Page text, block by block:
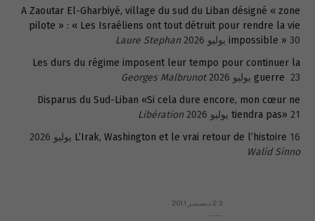
A Zaoutar El-Gharbiyé, village du sud du Liban désigné « zone
pilote » : « Les Israéliens ont tout détruit pour rendre la vie
impossible » 30 يوليو 2026
Laure Stephan
Les durs du régime imposent leur tempo pour continuer la
guerre 23 يوليو 2026
Georges Malbrunot
Disparus du Sud-Liban «Si cela dure encore, mon cœur ne
tiendra pas» 21 يوليو 2026
Libération
L’Irak, Washington et le vrai retour de l’histoire 16 يوليو 2026
Walid Sinno
23 ديسمبر 2011